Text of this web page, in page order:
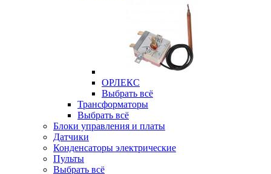
ОРЛЕКС
Выбрать всё
Трансформаторы
Выбрать всё
Блоки управления и платы
Датчики
Конденсаторы электрические
Пульты
Выбрать всё